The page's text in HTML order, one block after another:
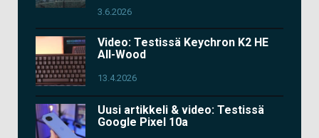
3.6.2026
Video: Testissä Keychron K2 HE
All-Wood
13.4.2026
Uusi artikkeli & video: Testissä
Google Pixel 10a